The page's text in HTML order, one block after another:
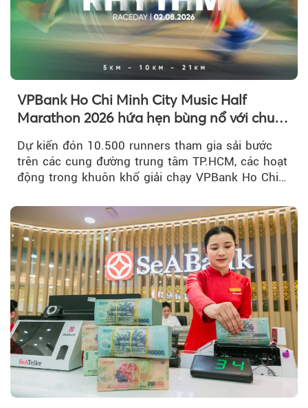
VPBank Ho Chi Minh City Music Half
Marathon 2026 hứa hẹn bùng nổ với chuỗi
Dự kiến đón 10.500 runners tham gia sải bước
trên các cung đường trung tâm TP.HCM, các hoạt
động trong khuôn khổ giải chạy VPBank Ho Chi